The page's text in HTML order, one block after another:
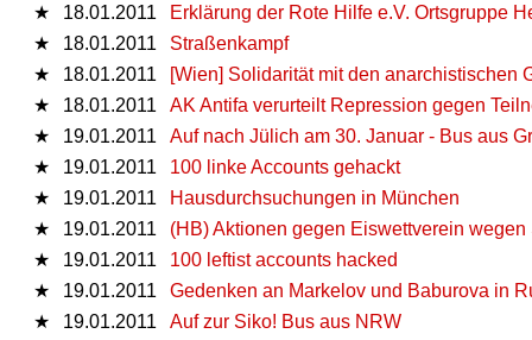
★
18.01.2011
Erklärung der Rote Hilfe e.V. Ortsgruppe
★
18.01.2011
Straßenkampf
★
18.01.2011
[Wien] Solidarität mit den anarchistischen
★
18.01.2011
AK Antifa verurteilt Repression gegen
★
19.01.2011
Auf nach Jülich am 30. Januar - Bus aus
★
19.01.2011
100 linke Accounts gehackt
★
19.01.2011
Hausdurchsuchungen in München
★
19.01.2011
(HB) Aktionen gegen Eiswettverein
★
19.01.2011
100 leftist accounts hacked
★
19.01.2011
Gedenken an Markelov und Baburova in
★
19.01.2011
Auf zur Siko! Bus aus NRW